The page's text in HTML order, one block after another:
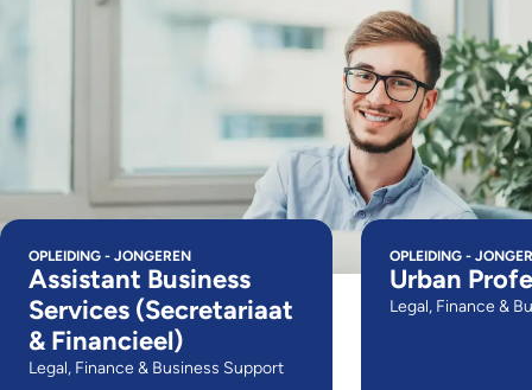
OPLEIDING - JONGEREN
Assistant Business
Services (Secretariaat
& Financieel)
Legal, Finance & Business Support
OPLEIDING -
Urban
Legal, Finance &